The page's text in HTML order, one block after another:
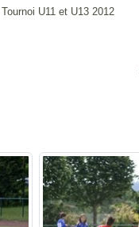
Tournoi U11 et U13 2012